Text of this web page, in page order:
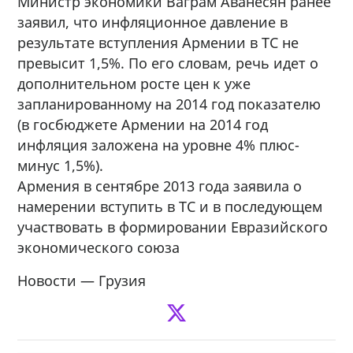
заявил, что инфляционное давление в
результате вступления Армении в ТС не
превысит 1,5%. По его словам, речь идет о
дополнительном росте цен к уже
запланированному на 2014 год показателю
(в госбюджете Армении на 2014 год
инфляция заложена на уровне 4% плюс-
минус 1,5%).
Армения в сентябре 2013 года заявила о
намерении вступить в ТС и в последующем
участвовать в формировании Евразийского
экономического союза
Новости — Грузия